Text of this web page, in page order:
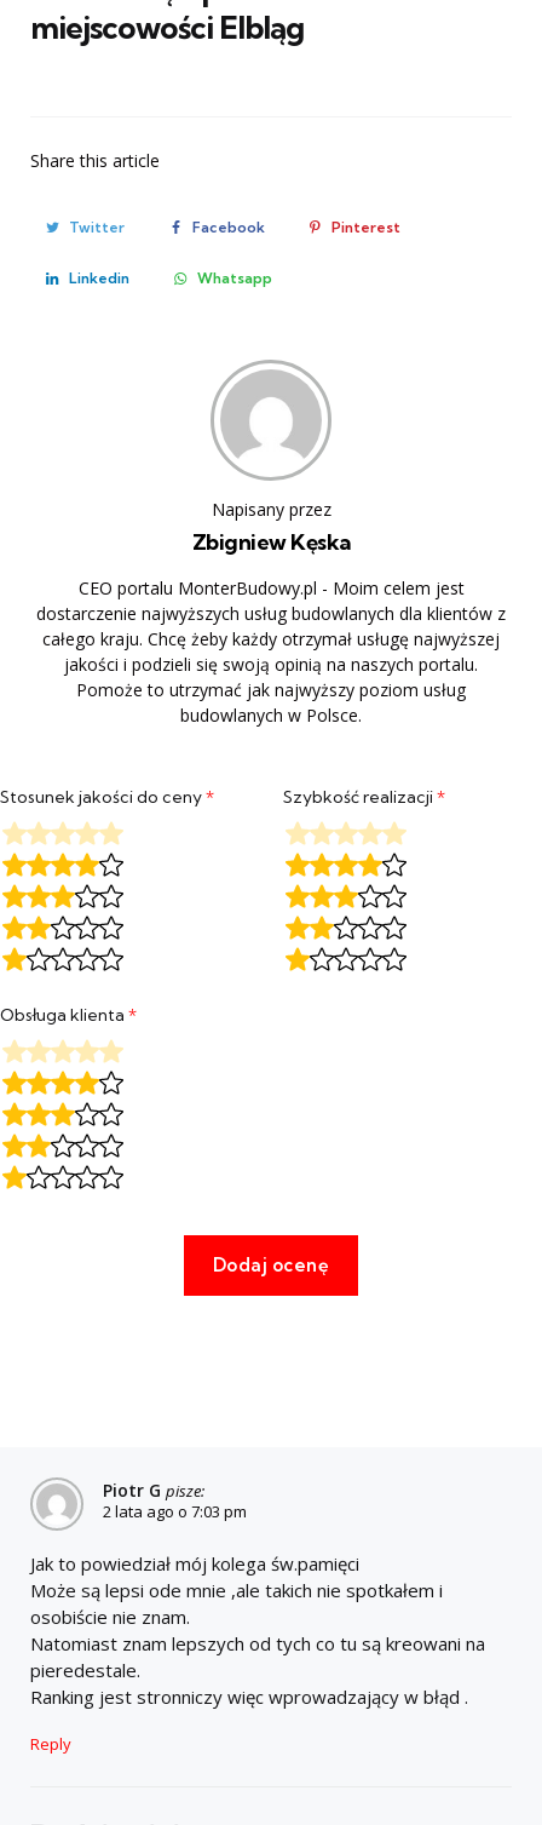
miejscowości Elbląg
Share this article
Twitter Facebook Pinterest
Linkedin Whatsapp
Napisany przez
Zbigniew Kęska
CEO portalu MonterBudowy.pl - Moim celem jest
dostarczenie najwyższych usług budowlanych dla klientów z
całego kraju. Chcę żeby każdy otrzymał usługę najwyższej
jakości i podzieli się swoją opinią na naszych portalu.
Pomoże to utrzymać jak najwyższy poziom usług
budowlanych w Polsce.
Stosunek jakości do ceny* Szybkość realizacji*
Obsługa klienta *
Piotr G pisze:
2 lata ago o 7:03 pm
Jak to powiedział mój kolega św.pamięci
Może są lepsi ode mnie ,ale takich nie spotkałem i
osobiście nie znam.
Natomiast znam lepszych od tych co tu są kreowani na
pieredestale.
Ranking jest stronniczy więc wprowadzający w błąd .
Reply